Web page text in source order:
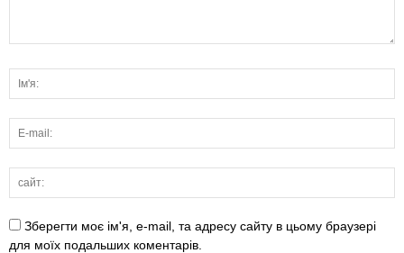
Зберегти моє ім'я, e-mail, та адресу сайту в цьому браузері
для моїх подальших коментарів.